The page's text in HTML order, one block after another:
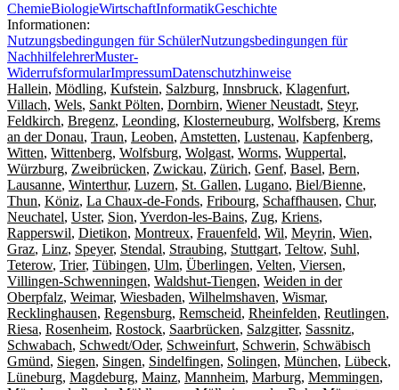
ChemieBiologieWirtschaftInformatikGeschichte
Informationen:
Nutzungsbedingungen für SchülerNutzungsbedingungen für
NachhilfelehrerMuster-
WiderrufsformularImpressumDatenschutzhinweise
Hallein, Mödling, Kufstein, Salzburg, Innsbruck, Klagenfurt,
Villach, Wels, Sankt Pölten, Dornbirn, Wiener Neustadt, Steyr,
Feldkirch, Bregenz, Leonding, Klosterneuburg, Wolfsberg, Krems
an der Donau, Traun, Leoben, Amstetten, Lustenau, Kapfenberg,
Witten, Wittenberg, Wolfsburg, Wolgast, Worms, Wuppertal,
Würzburg, Zweibrücken, Zwickau, Zürich, Genf, Basel, Bern,
Lausanne, Winterthur, Luzern, St. Gallen, Lugano, Biel/Bienne,
Thun, Köniz, La Chaux-de-Fonds, Fribourg, Schaffhausen, Chur,
Neuchatel, Uster, Sion, Yverdon-les-Bains, Zug, Kriens,
Rapperswil, Dietikon, Montreux, Frauenfeld, Wil, Meyrin, Wien,
Graz, Linz, Speyer, Stendal, Straubing, Stuttgart, Teltow, Suhl,
Teterow, Trier, Tübingen, Ulm, Überlingen, Velten, Viersen,
Villingen-Schwenningen, Waldshut-Tiengen, Weiden in der
Oberpfalz, Weimar, Wiesbaden, Wilhelmshaven, Wismar,
Recklinghausen, Regensburg, Remscheid, Rheinfelden, Reutlingen,
Riesa, Rosenheim, Rostock, Saarbrücken, Salzgitter, Sassnitz,
Schwabach, Schwedt/Oder, Schweinfurt, Schwerin, Schwäbisch
Gmünd, Siegen, Singen, Sindelfingen, Solingen, München, Lübeck,
Lüneburg, Magdeburg, Mainz, Mannheim, Marburg, Memmingen,